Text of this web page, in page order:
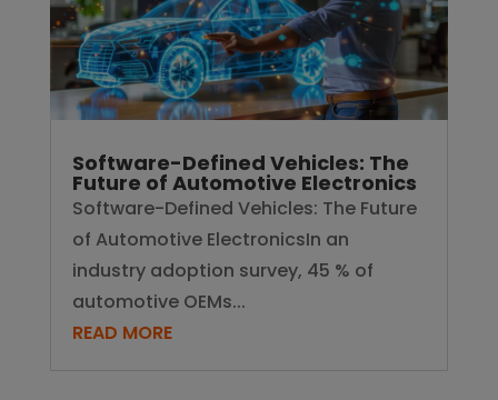
Software-Defined Vehicles: The
Future of Automotive Electronics
Software-Defined Vehicles: The Future
of Automotive ElectronicsIn an
industry adoption survey, 45 % of
automotive OEMs...
READ MORE